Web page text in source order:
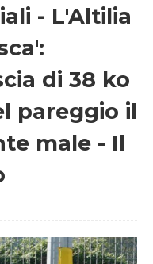
- L'Altilia
di 38 ko
pareggio il
male - Il